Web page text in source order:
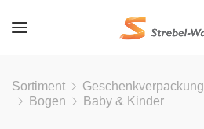
Sortiment Geschenkverpackung
Bogen
Baby & Kinder